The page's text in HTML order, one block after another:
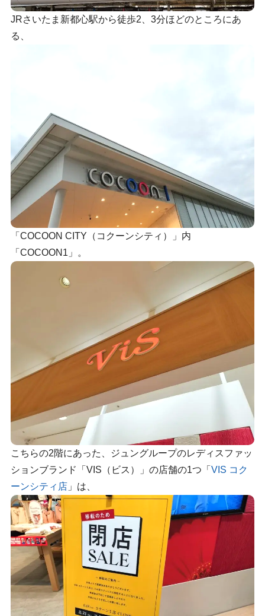
JRさいたま新都心駅から徒歩2、3分ほどのところにあ
る、
「COCOON CITY（コクーンシティ）」内
「COCOON1」。
こちらの2階にあった、ジュングループのレディスファッ
ションブランド「VIS（ビス）」の店舗の1つ「 VIS コク
ーンシティ店」は、